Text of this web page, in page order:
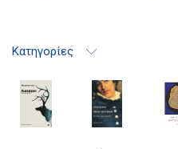
Κατηγορίες